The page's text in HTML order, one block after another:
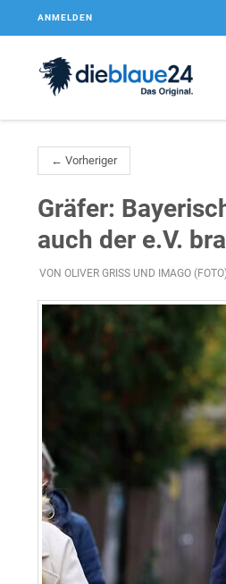
ANMELDEN
← Vorheriger
Gräfer:
auch der e.V.
VON OLIVER GRISS UND IMAGO